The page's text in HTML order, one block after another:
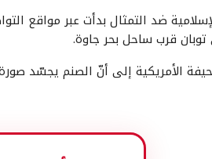
ضد التمثال بدأت عبر مواقع
قرب ساحل بحر جاوة.
الأمريكية إلى أنّ الصنم يجسّد